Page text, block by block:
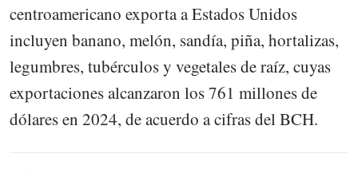
centroamericano exporta a Estados Unidos
incluyen banano, melón, sandía, piña, hortalizas,
legumbres, tubérculos y vegetales de raíz, cuyas
exportaciones alcanzaron los 761 millones de
dólares en 2024, de acuerdo a cifras del BCH.